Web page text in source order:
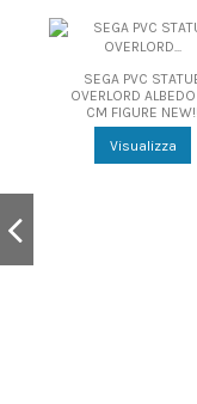
SEGA PVC
OVERLORD
CM FIGURE
Visualizza